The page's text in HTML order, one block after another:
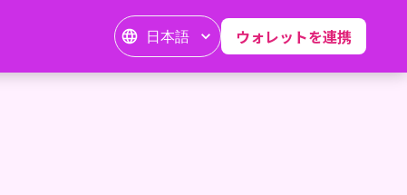
日本語 ウォレットを連携